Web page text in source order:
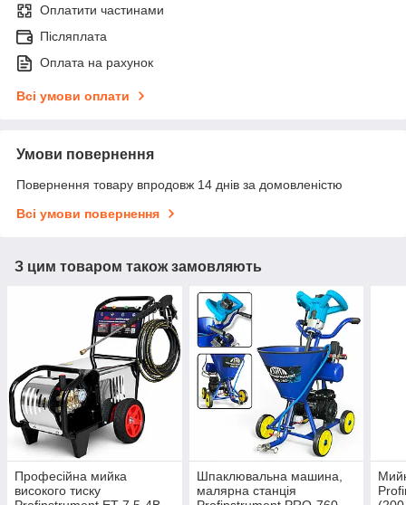
Оплатити частинами
Післяплата
Оплата на рахунок
Всі умови оплати
Умови повернення
Повернення товару впродовж 14 днів за домовленістю
Всі умови повернення
З цим товаром також замовляють
Професійна мийка
високого тиску
Шпаклювальна машина,
малярна станція